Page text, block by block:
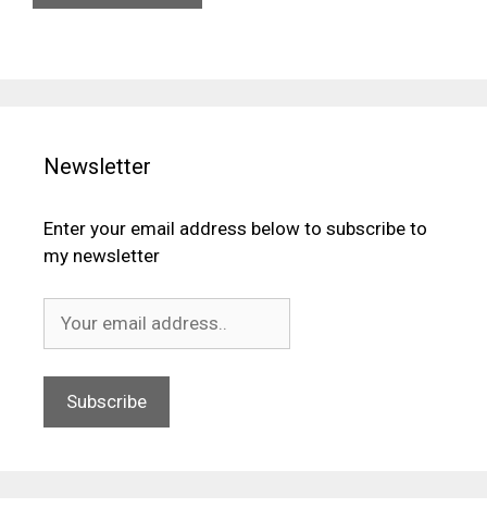
Newsletter
Enter your email address below to subscribe to
my newsletter